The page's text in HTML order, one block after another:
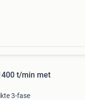
t/min met
3-fase